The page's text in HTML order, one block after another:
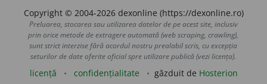
Copyright © 2004-2026 dexonline (https://dexonline.ro)
Preluarea, stocarea sau utilizarea datelor de pe acest site, inclusiv
prin orice metode de extragere automată (web scraping, crawling),
sunt strict interzise fără acordul nostru prealabil scris, cu excepția
seturilor de date oferite oficial spre utilizare publică (vezi licența).
licență confidențialitate găzduit de Hosterion